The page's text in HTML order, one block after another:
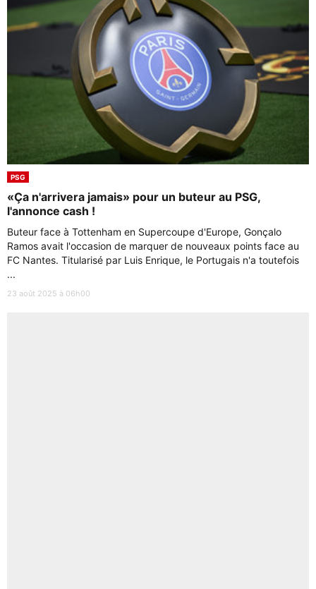
PSG
«Ça n'arrivera jamais» pour un buteur au PSG,
l'annonce cash !
Buteur face à Tottenham en Supercoupe d'Europe, Gonçalo
Ramos avait l'occasion de marquer de nouveaux points face au
FC Nantes. Titularisé par Luis Enrique, le Portugais n'a toutefois
...
23 août 2025 à 06h00